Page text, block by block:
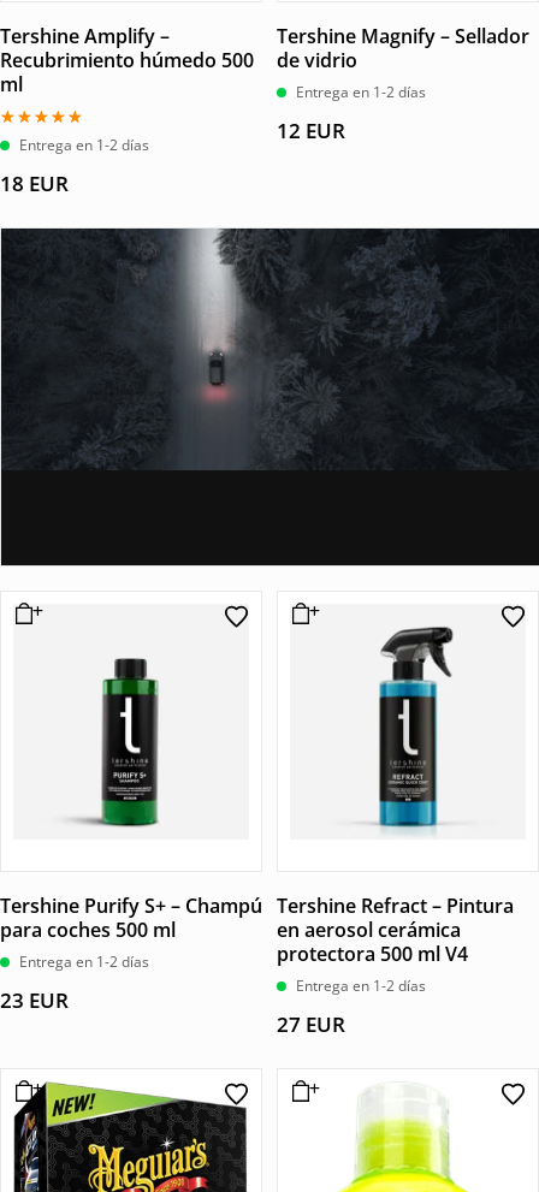
Tershine Amplify –
Recubrimiento húmedo 500
ml
Valorado
con
de 5
Entrega en 1-2 días
18 EUR
Tershine Magnify – Sellador
de vidrio
Entrega en 1-2 días
12 EUR
Tershine Purify S+ – Champú
para coches 500 ml
Entrega en 1-2 días
23 EUR
Tershine Refract – Pintura
en aerosol cerámica
protectora 500 ml V4
Entrega en 1-2 días
27 EUR